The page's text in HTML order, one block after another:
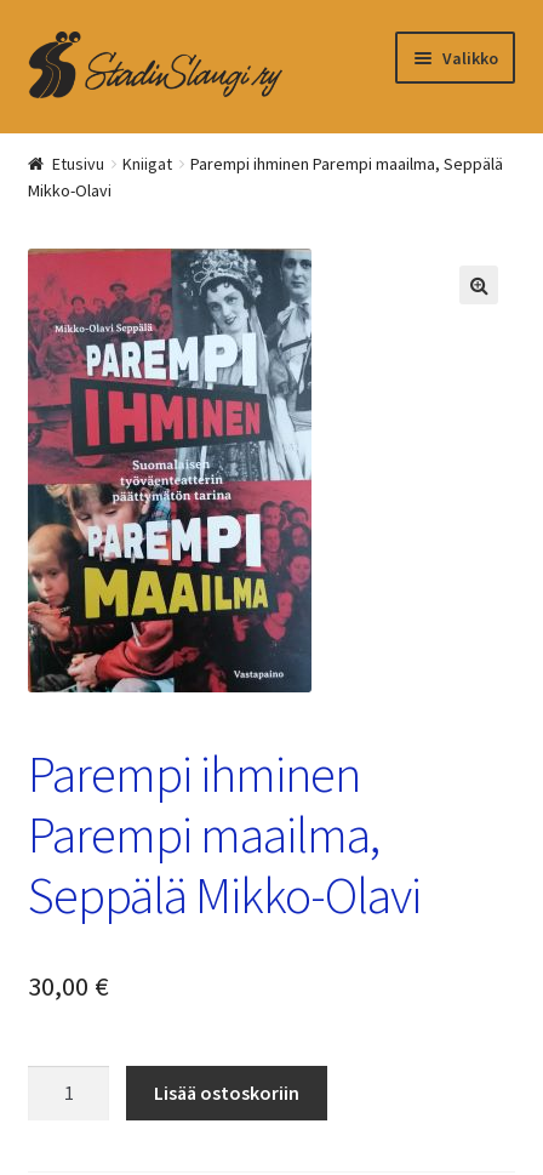
Siirry
navigointiin
Siirry
sisältöön
Valikko
Kassa
Ostoskori
Etusivu Kniigat
Parempi ihminen Parempi maailma, Seppälä
Mikko-Olavi
Parempi ihminen
Parempi maailma,
Seppälä Mikko-Olavi
30,00 €
Lisää ostoskoriin